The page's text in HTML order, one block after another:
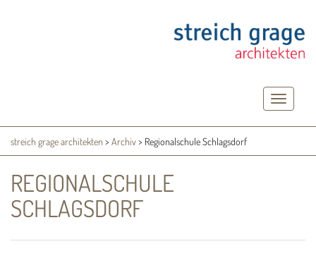
Toggle
navigation
streich grage architekten > Archiv> Regionalschule Schlagsdorf
REGIONALSCHULE
SCHLAGSDORF